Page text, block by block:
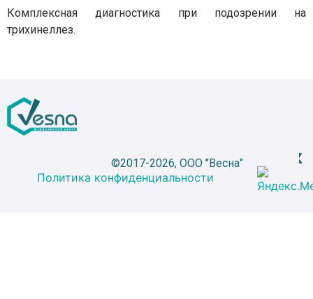
Комплексная диагностика при подозрении на
трихинеллез.
©2017-2026, ООО "Весна"
Политика конфиденциальности